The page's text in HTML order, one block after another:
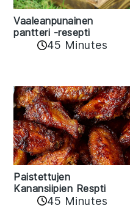
Vaaleanpunainen
pantteri -resepti
45 Minutes
Paistettujen
Kanansiipien Respti
45 Minutes